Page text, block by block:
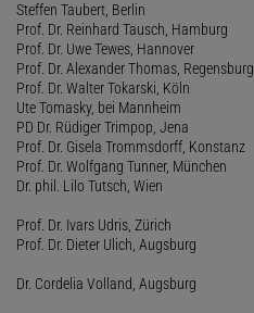
Steffen Taubert, Berlin
Prof. Dr. Reinhard Tausch, Hamburg
Prof. Dr. Uwe Tewes, Hannover
Prof. Dr. Alexander Thomas, Regensburg
Prof. Dr. Walter Tokarski, Köln
Ute Tomasky, bei Mannheim
PD Dr. Rüdiger Trimpop, Jena
Prof. Dr. Gisela Trommsdorff, Konstanz
Prof. Dr. Wolfgang Tunner, München
Dr. phil. Lilo Tutsch, Wien
Prof. Dr. Ivars Udris, Zürich
Prof. Dr. Dieter Ulich, Augsburg
Dr. Cordelia Volland, Augsburg